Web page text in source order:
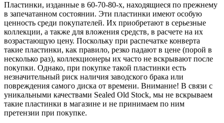
Пластинки, изданные в 60-70-80-х, находящиеся по прежнему
в запечатанном состоянии. Эти пластинки имеют особую
ценность среди покупателей. Их приобретают в серьезные
коллекции, а также для вложения средств, в расчете на их
возрастающую цену. Поскольку при распечатке конверта
такие пластинки, как правило, резко падают в цене (порой в
несколько раз), коллекционеры их часто не вскрывают после
покупки. Однако, при покупке такой пластинки есть
незначительный риск наличия заводского брака или
повреждения самого диска от времени. Внимание! В связи с
уникальными качествами Sealed Old Stock, мы не вскрываем
такие пластинки в магазине и не принимаем по ним
претензии при покупке.